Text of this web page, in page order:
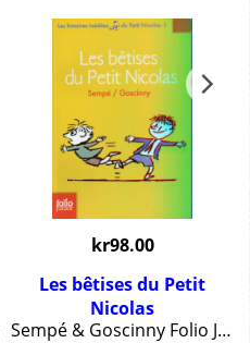
kr98.00
Les bêtises du Petit
Nicolas
Sempé & Goscinny Folio Junior